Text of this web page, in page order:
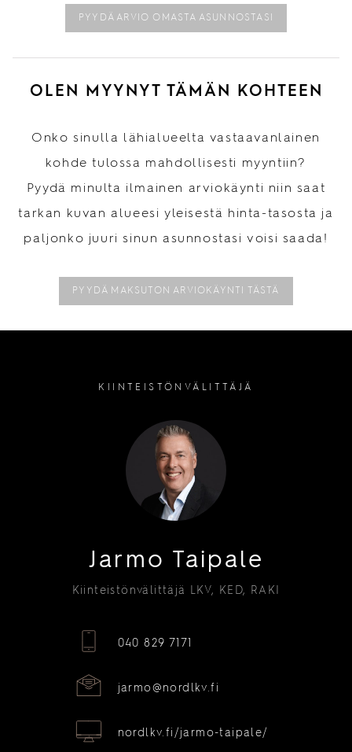
PYYDÄ ARVIO OMASTA ASUNNOSTASI
OLEN MYYNYT TÄMÄN KOHTEEN
Onko sinulla lähialueelta vastaavanlainen
kohde tulossa mahdollisesti myyntiin?
Pyydä minulta ilmainen arviokäynti niin saat
tarkan kuvan alueesi yleisestä hinta-tasosta ja
paljonko juuri sinun asunnostasi voisi saada!
PYYDÄ MAKSUTON ARVIOKÄYNTI TÄSTÄ
KIINTEISTÖNVÄLITTÄJÄ
Jarmo Taipale
Kiinteistönvälittäjä LKV, KED, RAKI
040 829 7171
jarmo@nordlkv.fi
nordlkv.fi/jarmo-taipale/